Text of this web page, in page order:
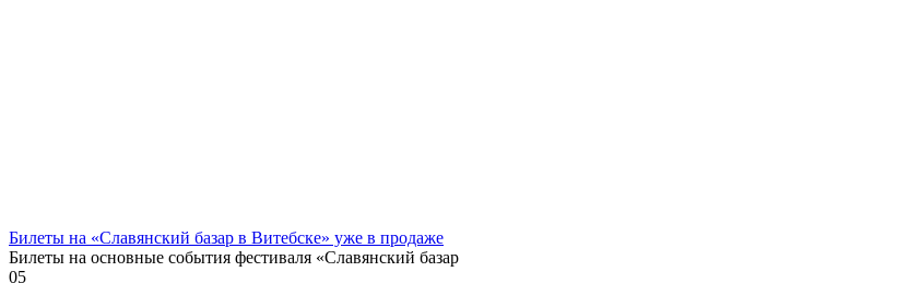
Билеты на «Славянский базар в Витебске» уже в продаже
Билеты на основные события фестиваля «Славянский базар
05